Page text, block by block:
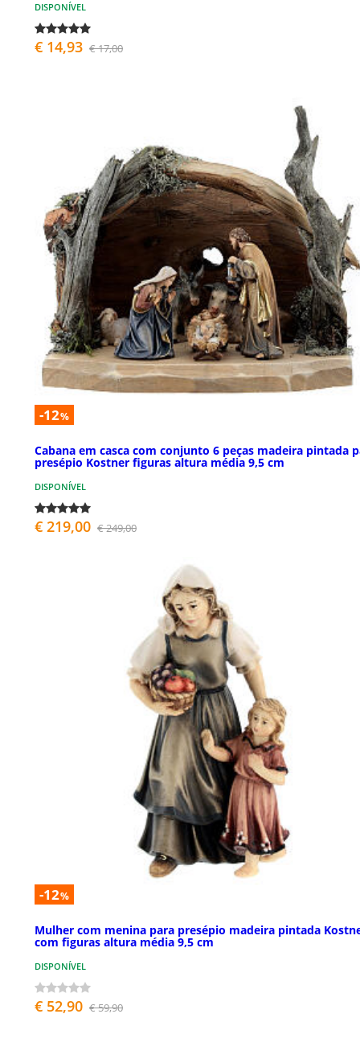
DISPONÍVEL
€ 14,93 € 17,00
-12%
Cabana em casca com conjunto 6 peças madeira pintada
presépio Kostner figuras altura média 9,5 cm
DISPONÍVEL
€ 219,00 € 249,00
-12%
Mulher com menina para presépio madeira pintada
com figuras altura média 9,5 cm
DISPONÍVEL
€ 52,90 € 59,90